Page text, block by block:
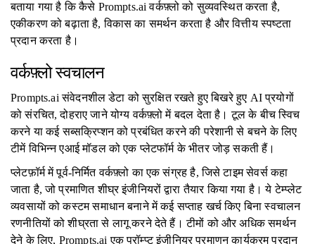
बताया गया है कि कैसे Prompts.ai वर्कफ़्लो को सुव्यवस्थित करता है,
एकीकरण को बढ़ाता है, विकास का समर्थन करता है और वित्तीय स्पष्टता
प्रदान करता है।
वर्कफ़्लो स्वचालन
Prompts.ai संवेदनशील डेटा को सुरक्षित रखते हुए बिखरे हुए AI प्रयोगों
को संरचित, दोहराए जाने योग्य वर्कफ़्लो में बदल देता है। टूल के बीच स्विच
करने या कई सब्सक्रिप्शन को प्रबंधित करने की परेशानी से बचने के लिए
टीमें विभिन्न एआई मॉडल को एक प्लेटफॉर्म के भीतर जोड़ सकती हैं।
प्लेटफ़ॉर्म में पूर्व-निर्मित वर्कफ़्लो का एक संग्रह है, जिसे टाइम सेवर्स कहा
जाता है, जो प्रमाणित शीघ्र इंजीनियरों द्वारा तैयार किया गया है। ये टेम्प्लेट
व्यवसायों को कस्टम समाधान बनाने में कई सप्ताह खर्च किए बिना स्वचालन
रणनीतियों को शीघ्रता से लागू करने देते हैं। टीमों को और अधिक समर्थन
देने के लिए, Prompts.ai एक प्रॉम्प्ट इंजीनियर प्रमाणन कार्यक्रम प्रदान